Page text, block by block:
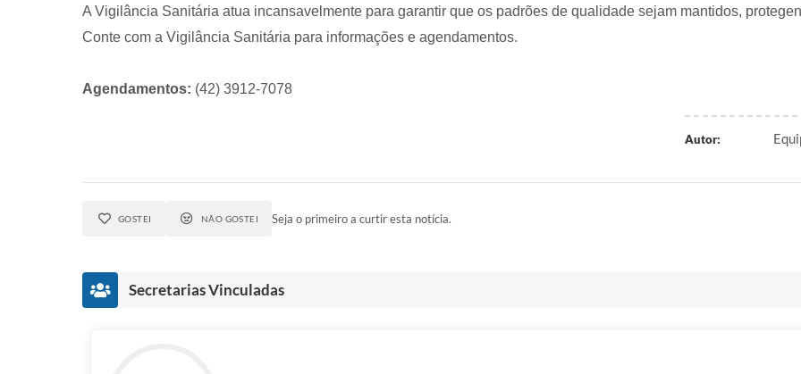
A Vigilância Sanitária atua incansavelmente para garantir que os padrões de qualidade sejam mantidos,
Conte com a Vigilância Sanitária para informações e agendamentos.
Agendamentos: (42) 3912-7078
Autor:
GOSTEI NÃO GOSTEI Seja o primeiro a curtir esta notícia.
Secretarias Vinculadas